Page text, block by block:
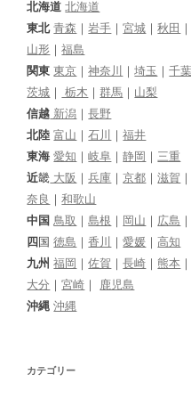
北海道 北海道
東北 青森 ｜岩手 ｜宮城 ｜秋田 ｜
山形 ｜福島
関東 東京 ｜神奈川 ｜埼玉 ｜千葉
茨城 ｜ 栃木 ｜群馬 ｜ 山梨
信越 新潟 ｜長野
北陸 富山 ｜石川 ｜福井
東海 愛知 ｜岐阜 ｜静岡 ｜ 三重
近畿 大阪 ｜兵庫 ｜京都 ｜滋賀 ｜
奈良 ｜和歌山
中国 鳥取 ｜島根 ｜ 岡山 ｜ 広島 ｜
四 国徳島 ｜香川 ｜愛媛 ｜高知
九州 福岡 ｜佐賀 ｜長崎 ｜ 熊本 ｜
大分 ｜宮崎 ｜ 鹿児島
沖縄 沖縄
カテゴリー